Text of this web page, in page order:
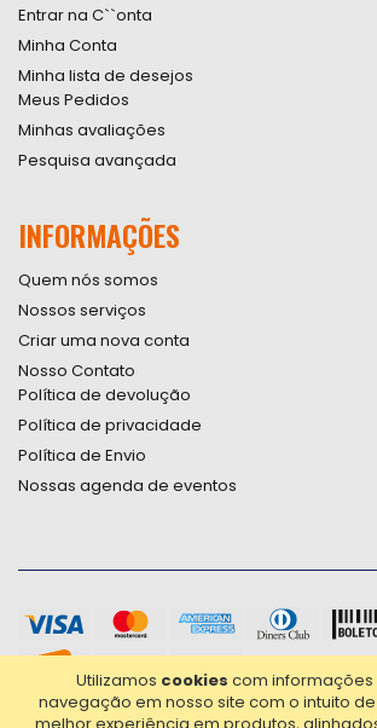
Utilizamos cookies com informações
navegação em nosso site com o intuito
Entrar na C``onta
Minha Conta
Minha lista de desejos
Meus Pedidos
Minhas avaliações
Pesquisa avançada
INFORMAÇÕES
Quem nós somos
Nossos serviços
Criar uma nova conta
Nosso Contato
Política de devolução
Política de privacidade
Política de Envio
Nossas agenda de eventos